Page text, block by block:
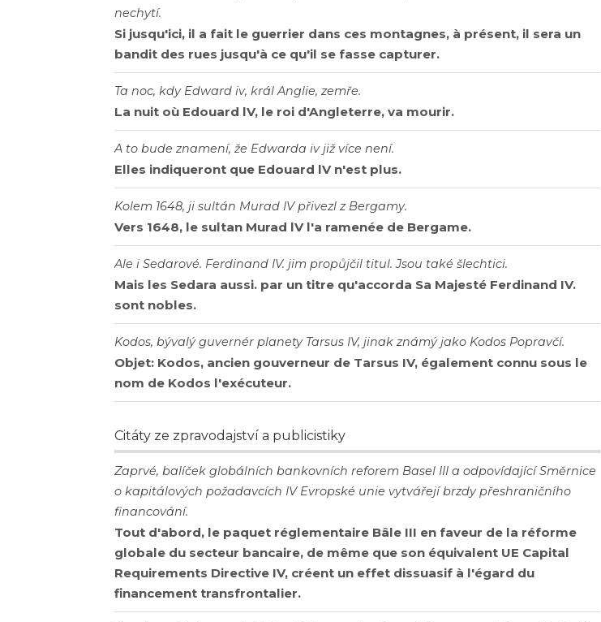
nechytí.
Si jusqu'ici, il a fait le guerrier dans ces montagnes, à présent, il sera un
bandit des rues jusqu'à ce qu'il se fasse capturer.
Ta noc, kdy Edward iv, král Anglie, zemře.
La nuit où Edouard lV, le roi d'Angleterre, va mourir.
A to bude znamení, že Edwarda iv již více není.
Elles indiqueront que Edouard lV n'est plus.
Kolem 1648, ji sultán Murad IV přivezl z Bergamy.
Vers 1648, le sultan Murad lV l'a ramenée de Bergame.
Ale i Sedarové. Ferdinand IV. jim propůjčil titul. Jsou také šlechtici.
Mais les Sedara aussi. par un titre qu'accorda Sa Majesté Ferdinand IV.
sont nobles.
Kodos, bývalý guvernér planety Tarsus IV, jinak známý jako Kodos Popravčí.
Objet: Kodos, ancien gouverneur de Tarsus IV, également connu sous le
nom de Kodos l'exécuteur.
Citáty ze zpravodajství a publicistiky
Zaprvé, balíček globálních bankovních reforem Basel III a odpovídající Směrnice
o kapitálových požadavcích IV Evropské unie vytvářejí brzdy přeshraničního
financování.
Tout d'abord, le paquet réglementaire Bâle III en faveur de la réforme
globale du secteur bancaire, de même que son équivalent UE Capital
Requirements Directive IV, créent un effet dissuasif à l'égard du
financement transfrontalier.